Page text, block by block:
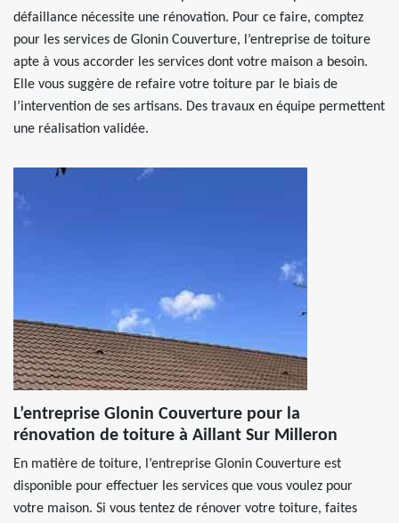
défaillance nécessite une rénovation. Pour ce faire, comptez
pour les services de Glonin Couverture, l’entreprise de toiture
apte à vous accorder les services dont votre maison a besoin.
Elle vous suggère de refaire votre toiture par le biais de
l’intervention de ses artisans. Des travaux en équipe permettent
une réalisation validée.
L’entreprise Glonin Couverture pour la
rénovation de toiture à Aillant Sur Milleron
En matière de toiture, l’entreprise Glonin Couverture est
disponible pour effectuer les services que vous voulez pour
votre maison. Si vous tentez de rénover votre toiture, faites